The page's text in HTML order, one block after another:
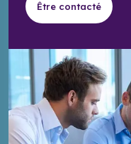
Être contacté